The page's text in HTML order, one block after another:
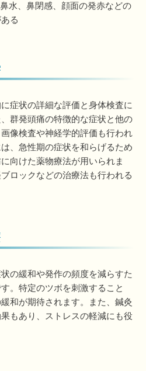
水、鼻閉感、顔面の発赤などの
る
症状の詳細な評価と身体検査に
群発頭痛の特徴的な症状と他の
像検査や神経学的評価も行われ
、急性期の症状を和らげるため
向けた薬物療法が用いられま
ロックなどの治療法も行われる
の緩和や発作の頻度を減らすた
。特定のツボを刺激すること
和が期待されます。また、鍼灸
もあり、ストレスの軽減にも役